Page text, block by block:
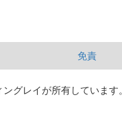
免責
グレイが所有しています。